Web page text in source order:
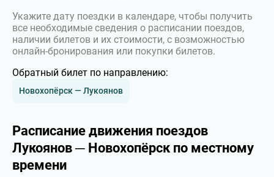
Укажите дату поездки в календаре, чтобы получить
все необходимые сведения о расписании поездов,
наличии билетов и их стоимости, с возможностью
онлайн-бронирования или покупки билетов.
Обратный билет по направлению:
Новохопёрск — Лукоянов
Расписание движения поездов
Лукоянов ─ Новохопёрск по местному
времени